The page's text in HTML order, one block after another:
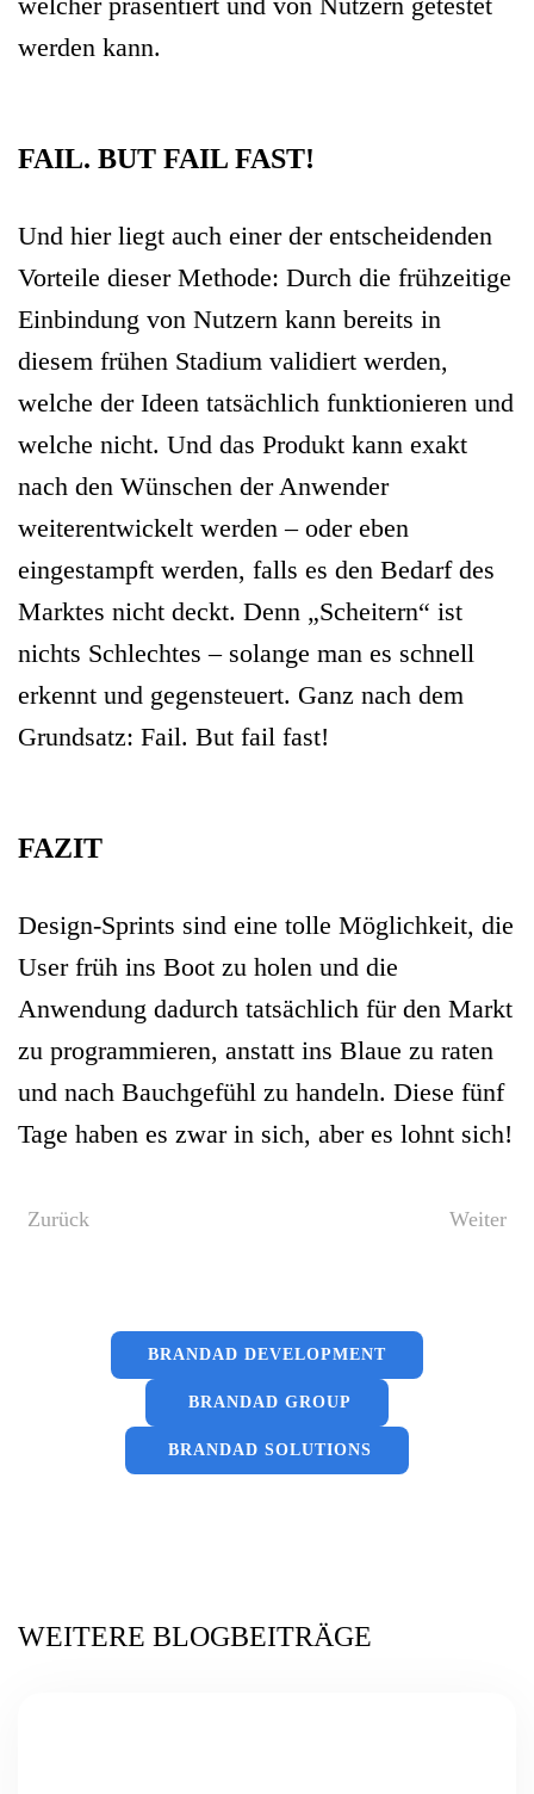
werden kann.
FAIL. BUT FAIL FAST!
Und hier liegt auch einer der entscheidenden
Vorteile dieser Methode: Durch die frühzeitige
Einbindung von Nutzern kann bereits in
diesem frühen Stadium validiert werden,
welche der Ideen tatsächlich funktionieren und
welche nicht. Und das Produkt kann exakt
nach den Wünschen der Anwender
weiterentwickelt werden – oder eben
eingestampft werden, falls es den Bedarf des
Marktes nicht deckt. Denn „Scheitern“ ist
nichts Schlechtes – solange man es schnell
erkennt und gegensteuert. Ganz nach dem
Grundsatz: Fail. But fail fast!
FAZIT
Design-Sprints sind eine tolle Möglichkeit, die
User früh ins Boot zu holen und die
Anwendung dadurch tatsächlich für den Markt
zu programmieren, anstatt ins Blaue zu raten
und nach Bauchgefühl zu handeln. Diese fünf
Tage haben es zwar in sich, aber es lohnt sich!
Zurück Weiter
BRANDAD DEVELOPMENT
BRANDAD GROUP
BRANDAD SOLUTIONS
WEITERE BLOGBEITRÄGE